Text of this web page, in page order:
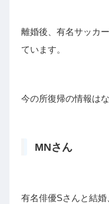
離婚後、有名サッカ
ています。
今の所復帰の情報は
MNさん
有名俳優Sさんと結